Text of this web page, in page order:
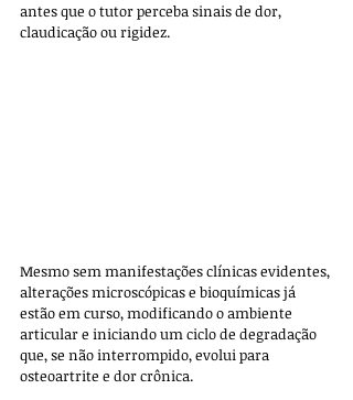
antes que o tutor perceba sinais de dor,
claudicação ou rigidez.
Mesmo sem manifestações clínicas evidentes,
alterações microscópicas e bioquímicas já
estão em curso, modificando o ambiente
articular e iniciando um ciclo de degradação
que, se não interrompido, evolui para
osteoartrite e dor crônica.